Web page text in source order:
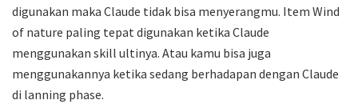
digunakan maka Claude tidak bisa menyerangmu. Item Wind
of nature paling tepat digunakan ketika Claude
menggunakan skill ultinya. Atau kamu bisa juga
menggunakannya ketika sedang berhadapan dengan Claude
di lanning phase.